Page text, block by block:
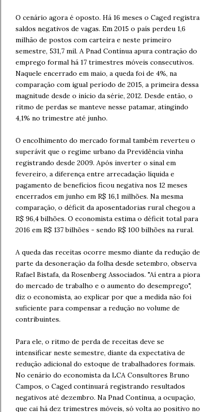
O cenário agora é oposto. Há 16 meses o Caged registra
saldos negativos de vagas. Em 2015 o país perdeu 1,6
milhão de postos com carteira e neste primeiro
semestre, 531,7 mil. A Pnad Contínua apura contração do
emprego formal há 17 trimestres móveis consecutivos.
Naquele encerrado em maio, a queda foi de 4%, na
comparação com igual período de 2015, a primeira dessa
magnitude desde o início da série, 2012. Desde então, o
ritmo de perdas se manteve nesse patamar, atingindo
4,1% no trimestre até junho.
O encolhimento do mercado formal também reverteu o
superávit que o regime urbano da Previdência vinha
registrando desde 2009. Após inverter o sinal em
fevereiro, a diferença entre arrecadação líquida e
pagamento de benefícios ficou negativa nos 12 meses
encerrados em junho em R$ 16,1 milhões. Na mesma
comparação, o déficit da aposentadorias rural chegou a
R$ 96,4 bilhões. O economista estima o déficit total para
2016 em R$ 137 bilhões - sendo R$ 100 bilhões na rural.
A queda das receitas ocorre mesmo diante da redução de
parte da desoneração da folha desde setembro, observa
Rafael Bistafa, da Rosenberg Associados. "Aí entra a piora
do mercado de trabalho e o aumento do desemprego",
diz o economista, ao explicar por que a medida não foi
suficiente para compensar a redução no volume de
contribuintes.
Para ele, o ritmo de perda de receitas deve se
intensificar neste semestre, diante da expectativa de
redução adicional do estoque de trabalhadores formais.
No cenário do economista da LCA Consultores Bruno
Campos, o Caged continuará registrando resultados
negativos até dezembro. Na Pnad Contínua, a ocupação,
que cai há dez trimestres móveis, só volta ao positivo no